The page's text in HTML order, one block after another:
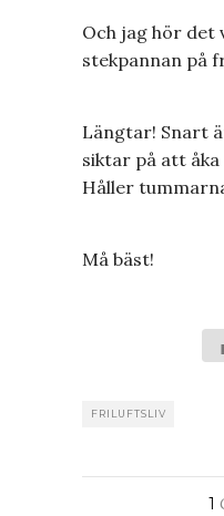
Och jag hör det
stekpannan på
Längtar! Snart
siktar på att
Håller
Må bäst!
FRILUFTSLIV
1